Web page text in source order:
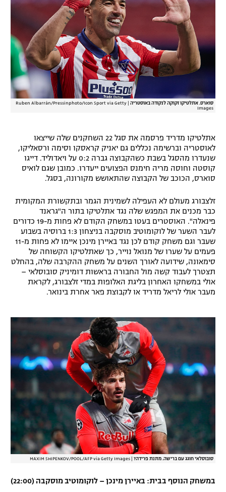
סוארס. אתלטיקו זקוקה לנקודה באוסטריה
Ruben Albarrán/Pressinphoto/Icon Sport via Getty
Images
אתלטיקו מדריד פרסמה את סגל 22 השחקנים שלה שייצאו
לאוסטריה וברשימה נכללים גם יאניק קראסקו וסימה ורסאליקו,
שנעדרו מהסגל בשבת כשהקבוצה גברה 0:2 על ויאדוליד. דייגו
קוסטה וחוסה מריה חימנס הפצועים ייעדרו. כמובן שגם לואיס
סוארס, הכוכב של הקבוצה שהתאושש מקורונה, בסגל.
זלצבורג מעולם לא העפילה לשמינית הגמר ובתקשורת המקומית
כבר מכנים את המפגש שלה נגד אתלטיקו בתור ה"גראנד
פינאלה". האוסטרים בעטו במשחק הקודם לא פחות מ-19 כדורים
לעבר השער של לוקומוטיב מוסקבה בניצחון 1:3 ברוסיה בשבוע
שעבר וגם משחק קודם לכן נגד באיירן מינכן איימו לא פחות מ-11
פעמים על שערו של מנואל נוייר, כך שאתלטיקו הקשוחה של
סימאונה, שידועה לאורך השנים על משחק ההקרבה שלה, בהחלט
תצטרך לעבוד קשה מול החבורה בראשות דומיניק סובוסלאי –
אולי במשחקו האחרון בליגת האלופות במדי זלצבורג, לקראת
מעבר אולי לריאל מדריד או לקבוצת פאר אחרת בינואר.
סובוסלאי חוגג עם ברישה. מתנת פרידה? MAXIM SHIPENKOV/POOL/AFP via Getty Images
במשחק הנוסף בבית: באיירן מינכן – לוקומוטיב מוסקבה (22:00)